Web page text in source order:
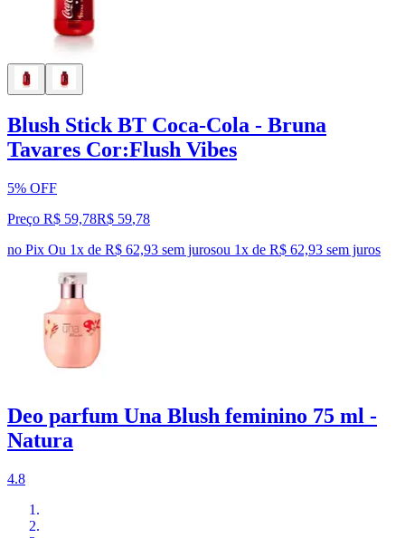
Blush Stick BT Coca-Cola - Bruna
Tavares Cor:Flush Vibes
5% OFF
Preço R$ 59,78R$ 59,78
no Pix Ou 1x de R$ 62,93 sem jurosou 1x de R$ 62,93 sem juros
Deo parfum Una Blush feminino 75 ml -
Natura
4.8